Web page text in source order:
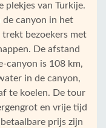
plekjes van Turkije.
de canyon in het
trekt bezoekers met
De afstand
canyon is 108 km,
in de canyon,
te koelen. De tour
en vrije tijd
prijs zijn